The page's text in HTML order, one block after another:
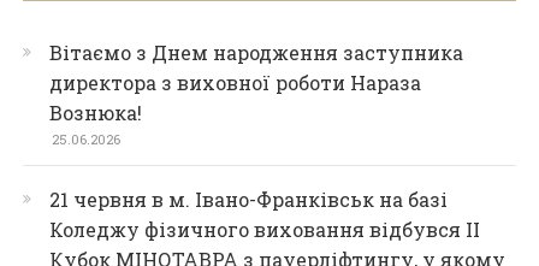
Вітаємо з Днем народження заступника
директора з виховної роботи Нараза
Вознюка!
25.06.2026
21 червня в м. Івано-Франківськ на базі
Коледжу фізичного виховання відбувся ІІ
Кубок МІНОТАВРА з пауерліфтингу, у якому